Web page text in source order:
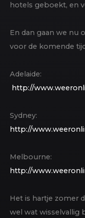
hotels geboekt, en
En dan gaan we nu
voor de komende
Adelaide:
http://
Sydney:
http://
Melbourne:
http://
Het is hartje zomer
wel wat wisselvallig